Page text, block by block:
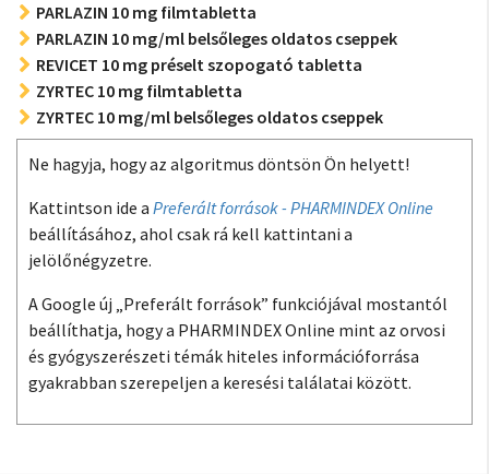
PARLAZIN 10 mg filmtabletta
PARLAZIN 10 mg/ml belsőleges oldatos cseppek
REVICET 10 mg préselt szopogató tabletta
ZYRTEC 10 mg filmtabletta
ZYRTEC 10 mg/ml belsőleges oldatos cseppek
Ne hagyja, hogy az algoritmus döntsön Ön helyett!
Kattintson ide a Preferált források - PHARMINDEX Online
beállításához, ahol csak rá kell kattintani a
jelölőnégyzetre.
A Google új „Preferált források” funkciójával mostantól
beállíthatja, hogy a PHARMINDEX Online mint az orvosi
és gyógyszerészeti témák hiteles információforrása
gyakrabban szerepeljen a keresési találatai között.